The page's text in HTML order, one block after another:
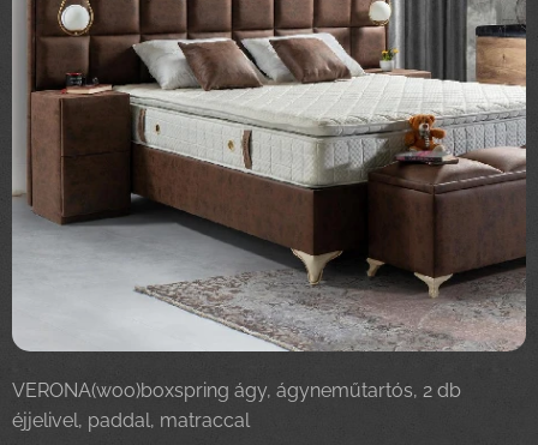
VERONA(woo)boxspring ágy, ágyneműtartós, 2 db
éjjelivel, paddal, matraccal